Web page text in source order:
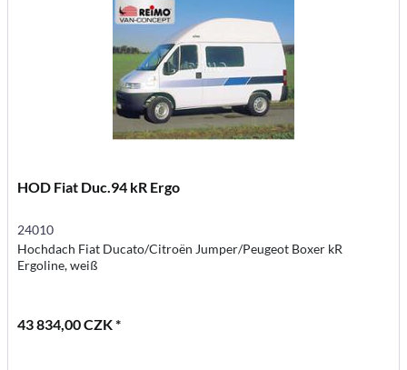
HOD Fiat Duc.94 kR Ergo
24010
Hochdach Fiat Ducato/Citroën Jumper/Peugeot Boxer kR
Ergoline, weiß
43 834,00 CZK *